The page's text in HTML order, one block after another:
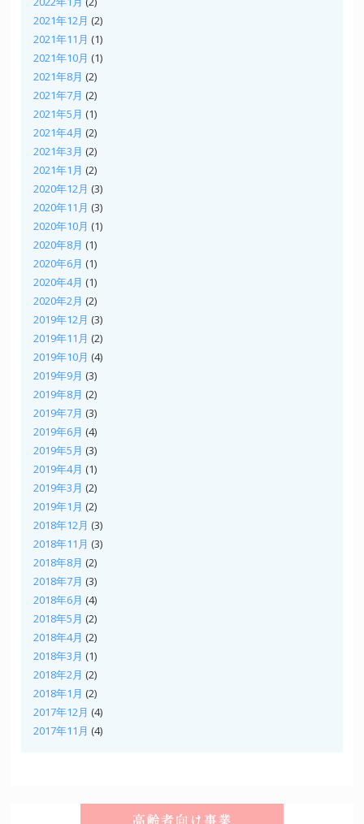
2021年12月 (2)
2021年11月 (1)
2021年10月 (1)
2021年8月 (2)
2021年7月 (2)
2021年5月 (1)
2021年4月 (2)
2021年3月 (2)
2021年1月 (2)
2020年12月 (3)
2020年11月 (3)
2020年10月 (1)
2020年8月 (1)
2020年6月 (1)
2020年4月 (1)
2020年2月 (2)
2019年12月 (3)
2019年11月 (2)
2019年10月 (4)
2019年9月 (3)
2019年8月 (2)
2019年7月 (3)
2019年6月 (4)
2019年5月 (3)
2019年4月 (1)
2019年3月 (2)
2019年1月 (2)
2018年12月 (3)
2018年11月 (3)
2018年8月 (2)
2018年7月 (3)
2018年6月 (4)
2018年5月 (2)
2018年4月 (2)
2018年3月 (1)
2018年2月 (2)
2018年1月 (2)
2017年12月 (4)
2017年11月 (4)